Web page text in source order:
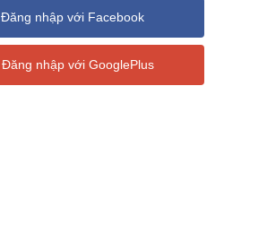
Đăng nhập với Facebook
Đăng nhập với GooglePlus